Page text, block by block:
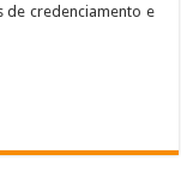
de credenciamento e